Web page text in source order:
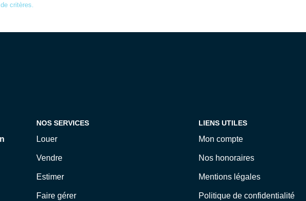
critères.
NOS SERVICES
Louer
Vendre
Estimer
Faire gérer
LIENS UTILES
Mon compte
Nos honoraires
Mentions légales
Politique de confidentialité